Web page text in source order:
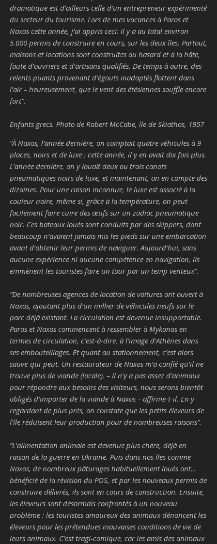
dramatique est d’ailleurs celle d’un entrepreneur expérimenté
du secteur du tourisme. Lors de mes vacances à Paros et
Naxos cette année, j’ai appris ceci: il y a au total environ
5.000 permis de construire en cours, sur les deux îles. Partout,
maisons et locations sont construites au hasard et à la hâte,
faute d’ouvriers et d’artisans qualifiés. De temps à autre, des
relents puants provenant d’égouts inadaptés flottent dans
l’air – heureusement, que le vent des étésiennes souffle encore
fort”.
Enfants grecs. Photo de Robert McCabe, île de Skiathos, 1957
“À Naxos, l’année dernière, on comptait quatre véhicules à 9
places, noirs et de luxe ; cette année, il y en avait dix fois plus.
L’année dernière, on y louait deux ou trois canots
pneumatiques noirs de luxe, et maintenant, on en compte des
dizaines. Pour une raison inconnue, le luxe est associé à la
couleur noire, même si, grâce à la température, on peut
facilement faire cuire des œufs sur un zodiac pneumatique
noir. Ces bateaux loués sont conduits par des skippers, dont
beaucoup n’avaient jamais mis les pieds sur une embarcation
avant d’obtenir leur permis de naviguer. Aujourd’hui, sans
aucune expérience ni aucune compétence en navigation, ils
emmènent les touristes faire un tour par un temp venteux”.
“De nombreuses agences de location de voitures ont ouvert à
Naxos, ajoutant plus d’un millier de véhicules neufs sur le
parc déjà existant. La circulation est devenue insupportable.
Paros et Naxos commencent à ressembler à Mykonos en
termes de circulation, c’est-à-dire, à l’image d’Athènes dans
ses embouteillages. Et quant au stationnement, c’est alors
sauve-qui-peut. Un restaurateur de Naxos m’a confié qu’il ne
trouve plus de viande (locale). – Il n’y a pas assez d’animaux
pour répondre aux besoins des visiteurs, nous serons bientôt
obligés d’importer de la viande à Naxos – affirme-t-il. En y
regardant de plus près, on constate que les petits éleveurs de
l’île réduisent leur production pour de nombreuses raisons”.
“L’alimentation animale est devenue plus chère, déjà en
raison de la guerre en Ukraine. Puis dans nos îles comme
Naxos, de nombreux pâturages habituellement loués ont…
bénéficié de la révision du POS, et par les nouveaux permis de
construire délivrés, ils sont en cours de construction. Ensuite,
les éleveurs sont désormais confrontés à un nouveau
problème : les touristes amoureux des animaux dénoncent les
éleveurs pour les prétendues mauvaises conditions de vie de
leurs animaux. C’est tragi-comique, car les amis des animaux